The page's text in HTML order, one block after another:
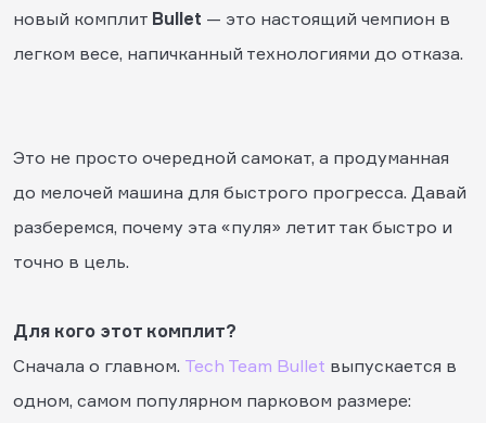
новый комплит Bullet — это настоящий чемпион в
легком весе, напичканный технологиями до отказа.
Это не просто очередной самокат, а продуманная
до мелочей машина для быстрого прогресса. Давай
разберемся, почему эта «пуля» летит так быстро и
точно в цель.
Для кого этот комплит?
Сначала о главном. Tech Team Bullet выпускается в
одном, самом популярном парковом размере: